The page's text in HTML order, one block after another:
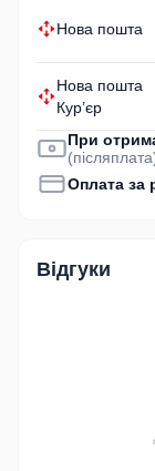
Нова пошта
Нова пошта
Кур’єр
При
Оплата за
Відгуки